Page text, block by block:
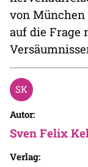
von
auf die Frage
Autor:
Sven Felix
Verlag: